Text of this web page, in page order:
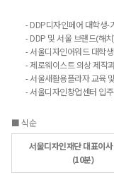
- DDP디자인페어 대학생-
- DDP 및 서울 브랜드(해
- 서울디자인어워드 대학
- 제로웨이스트 의상 제작
- 서울새활용플라자 교육
- 서울디자인창업센터 입
■ 식순
식순 표 - 서울디자
서울디자인재단 대표이
(10분)